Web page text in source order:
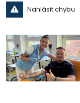
Nahlásit chybu